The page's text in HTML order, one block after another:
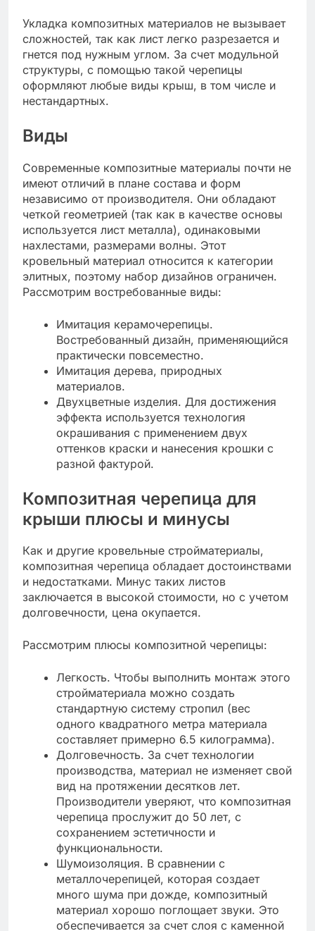
Укладка композитных материалов не вызывает
сложностей, так как лист легко разрезается и
гнется под нужным углом. За счет модульной
структуры, с помощью такой черепицы
оформляют любые виды крыш, в том числе и
нестандартных.
Виды
Современные композитные материалы почти не
имеют отличий в плане состава и форм
независимо от производителя. Они обладают
четкой геометрией (так как в качестве основы
используется лист металла), одинаковыми
нахлестами, размерами волны. Этот
кровельный материал относится к категории
элитных, поэтому набор дизайнов ограничен.
Рассмотрим востребованные виды:
Имитация керамочерепицы.
Востребованный дизайн, применяющийся
практически повсеместно.
Имитация дерева, природных
материалов.
Двухцветные изделия. Для достижения
эффекта используется технология
окрашивания с применением двух
оттенков краски и нанесения крошки с
разной фактурой.
Композитная черепица для
крыши плюсы и минусы
Как и другие кровельные стройматериалы,
композитная черепица обладает достоинствами
и недостатками. Минус таких листов
заключается в высокой стоимости, но с учетом
долговечности, цена окупается.
Рассмотрим плюсы композитной черепицы:
Легкость. Чтобы выполнить монтаж этого
стройматериала можно создать
стандартную систему стропил (вес
одного квадратного метра материала
составляет примерно 6.5 килограмма).
Долговечность. За счет технологии
производства, материал не изменяет свой
вид на протяжении десятков лет.
Производители уверяют, что композитная
черепица прослужит до 50 лет, с
сохранением эстетичности и
функциональности.
Шумоизоляция. В сравнении с
металлочерепицей, которая создает
много шума при дожде, композитный
материал хорошо поглощает звуки. Это
обеспечивается за счет слоя с каменной